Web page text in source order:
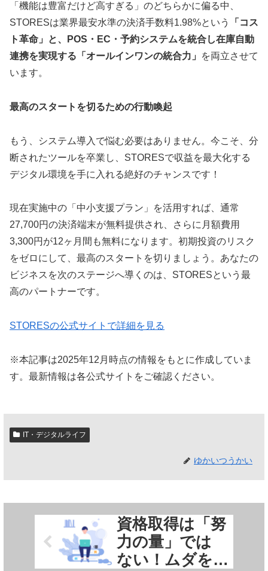
「機能は豊富だけど高すぎる」のどちらかに偏る中、
STORESは業界最安水準の決済手数料1.98%という
「コス
ト革命」と、POS・EC・予約システムを統合し在庫自動
連携を実現する「オールインワンの統合力」
を両立させて
います。
最高のスタートを切るための行動喚起
もう、システム導入で悩む必要はありません。今こそ、分
断されたツールを卒業し、STORESで収益を最大化する
デジタル環境を手に入れる絶好のチャンスです！
現在実施中の「中小支援プラン」を活用すれば、通常
27,700円の決済端末が無料提供され、さらに月額費用
3,300円が12ヶ月間も無料になります。初期投資のリスク
をゼロにして、最高のスタートを切りましょう。あなたの
ビジネスを次のステージへ導くのは、STORESという最
高のパートナーです。
STORESの公式サイトで詳細を見る
※本記事は2025年12月時点の情報をもとに作成していま
す。最新情報は各公式サイトをご確認ください。
IT・デジタルライフ
ゆかいつうかい
資格取得は「努
力の量」では
ない！ムダを